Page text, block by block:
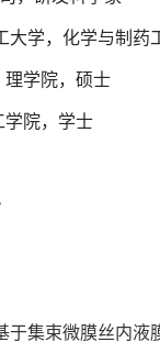
大学，化学与制药
理学院，硕士
学院，学士
于集束微膜丝内液